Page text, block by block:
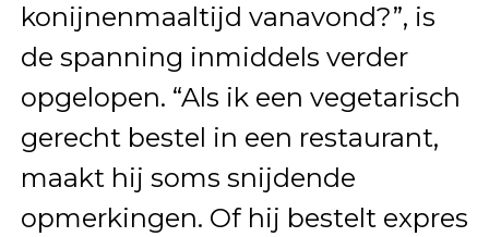
konijnenmaaltijd vanavond?”, is
de spanning inmiddels verder
opgelopen. “Als ik een vegetarisch
gerecht bestel in een restaurant,
maakt hij soms snijdende
opmerkingen. Of hij bestelt expres